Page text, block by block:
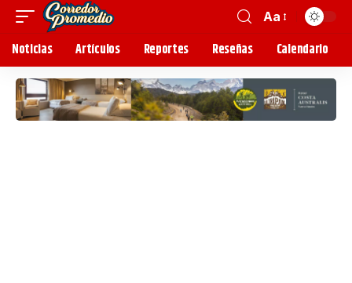
Aa
Noticias Artículos Reportes Reseñas Calendario